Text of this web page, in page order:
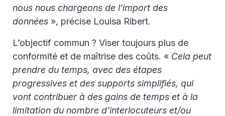
nous nous chargeons de l’import des
données », précise Louisa Ribert.
L’objectif commun ? Viser toujours plus de
conformité et de maîtrise des coûts. « Cela peut
prendre du temps, avec des étapes
progressives et des supports simplifiés, qui
vont contribuer à des gains de temps et à la
limitation du nombre d’interlocuteurs et/ou